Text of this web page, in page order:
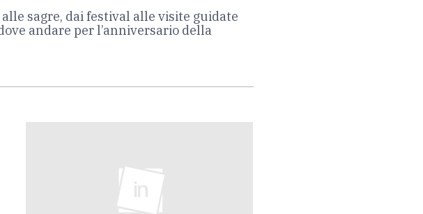
sagre, dai festival alle visite guidate
andare per l’anniversario della